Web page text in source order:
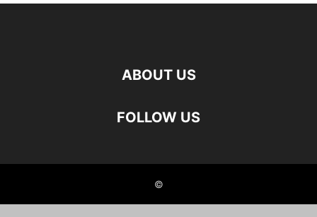
ABOUT US
FOLLOW US
©